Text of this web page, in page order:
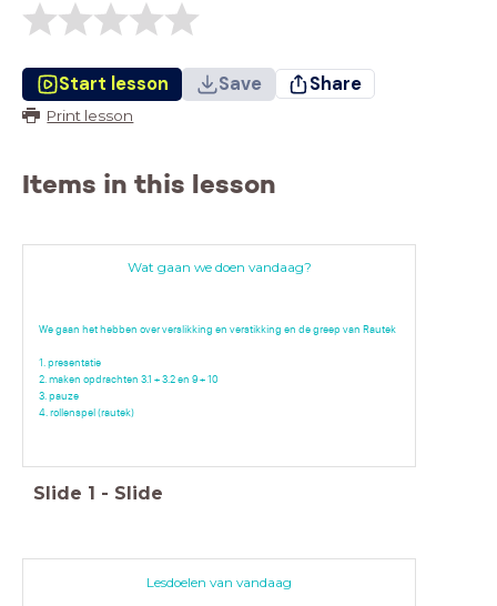
Start lesson Save Share
Print lesson
Items in this lesson
Wat gaan we doen vandaag?
We gaan het hebben over verslikking en verstikking en de greep van Rautek
1. presentatie
2. maken opdrachten 3.1 + 3.2 en 9 + 10
3. pauze
4. rollenspel (rautek)
Slide 1 - Slide
Lesdoelen van vandaag